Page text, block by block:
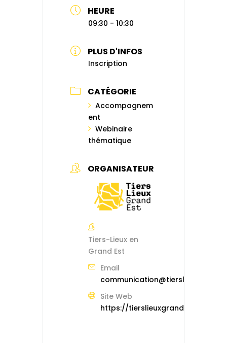
HEURE
09:30 - 10:30
PLUS D'INFOS
Inscription
CATÉGORIE
Accompagnem
ent
Webinaire
thématique
ORGANISATEUR
Tiers-Lieux en
Grand Est
Email
Site Web
https://tierslieuxgrandest.org